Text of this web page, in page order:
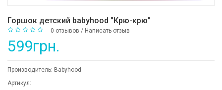
Горшок детский babyhood "Крю-крю"
0 отзывов / Написать отзыв
599грн.
Производитель: Babyhood
Артикул: